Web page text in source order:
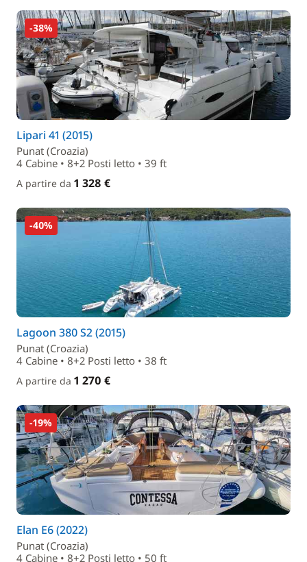
-38%
Lipari 41 (2015)
Punat (Croazia)
4 Cabine • 8+2 Posti letto • 39 ft
A partire da 1 328 €
-40%
Lagoon 380 S2 (2015)
Punat (Croazia)
4 Cabine • 8+2 Posti letto • 38 ft
A partire da 1 270 €
-19%
Elan E6 (2022)
Punat (Croazia)
4 Cabine • 8+2 Posti letto • 50 ft